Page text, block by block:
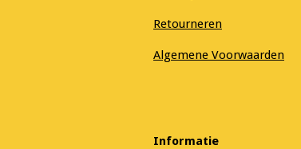
Retourneren
Algemene Voorwaarden
Informatie